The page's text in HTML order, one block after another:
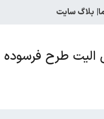
| بلاگ سایت
الیت طرح فرسوده